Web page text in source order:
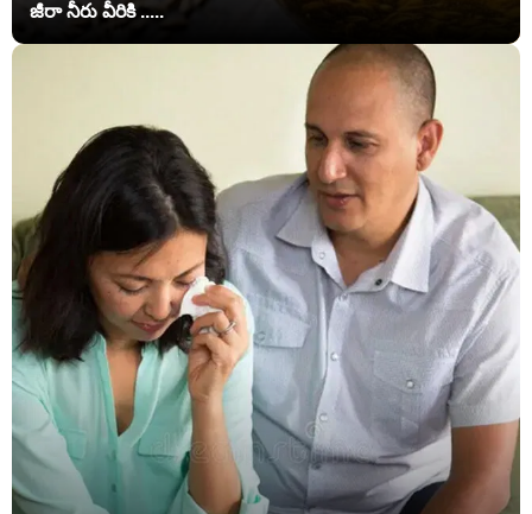
జీరా నీరు వీరికి .....